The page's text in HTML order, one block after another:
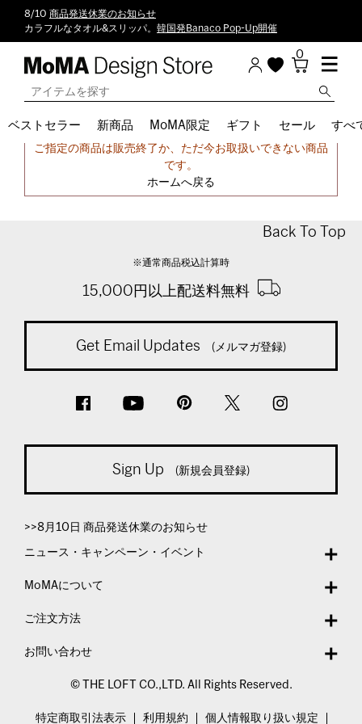
8/10 商品発送休業のお知らせ
カラフルなタオル&スリッパ。 韓国発Banaco Pop-Up開催
0
ベストセラー 新商品 MoMA限定 ギフト セール すべ
申し訳ございません。
ご指定の商品は販売終了か、ただ今お取扱いできない商品
です。
ホームへ戻る
Back To Top
※通常商品税込計算時
15,000円以上配送料無料
Get Email Updates (メルマガ登録)
Sign Up (新規会員登録)
>>8月10日 商品発送休業のお知らせ
ニュース・キャンペーン・イベント
MoMAについて
ご注文方法
お問い合わせ
© THE LOFT CO.,LTD. All Rights Reserved.
特定商取引法表示 利用規約 個人情報取り扱い規定